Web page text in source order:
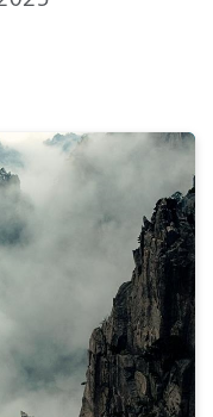
and property in the